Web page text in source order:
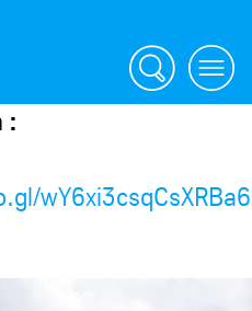
Search Menu
: